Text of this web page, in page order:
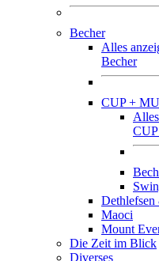
Becher
Alles
Becher
CUP +
Maoci
Mount
Die Zeit im Blick
Diverses